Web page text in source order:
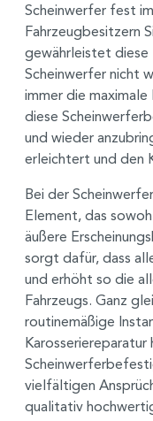
Scheinwerfer fest
Fahrzeugbesitzern
gewährleistet diese
Scheinwerfer nicht
immer die
diese
und wieder
erleichtert und den
Bei der
Element, das
äußere
sorgt dafür, dass
und erhöht so die
Fahrzeugs. Ganz
routinemäßige
Karosseriereparatur
vielfältigen
qualitativ